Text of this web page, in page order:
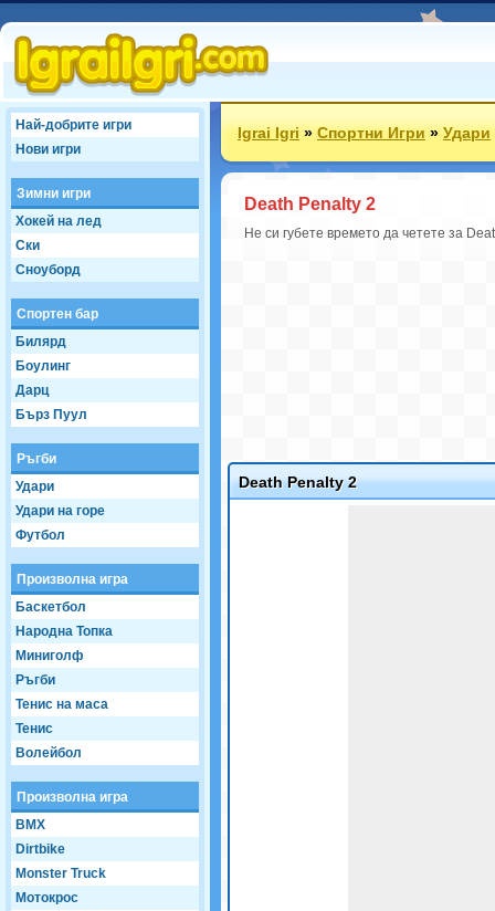
Най-добрите игри
Нови игри
Зимни игри
Хокей на лед
Ски
Сноуборд
Спортен бар
Билярд
Боулинг
Дарц
Бърз Пуул
Ръгби
Удари
Удари на горе
Футбол
Произволна игра
Баскетбол
Народна Топка
Миниголф
Ръгби
Тенис на маса
Тенис
Волейбол
Произволна игра
BMX
Dirtbike
Monster Truck
Мотокрос
Igrai Igri»Спортни Игри»Удари
Death Penalty 2
Не си губете времето да четете за
Death Penalty 2